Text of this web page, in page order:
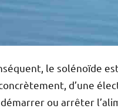
le solénoïde
d’une
ou arrêter